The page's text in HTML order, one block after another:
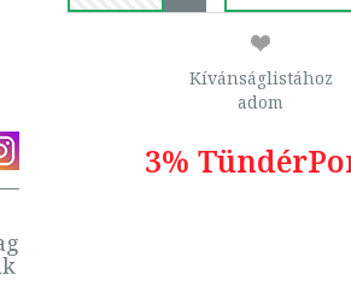
Kívánságlistához
adom
3%